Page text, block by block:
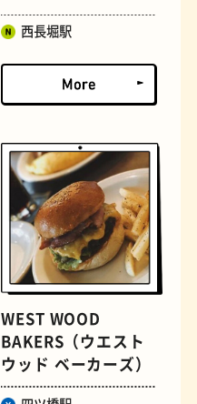
西長堀駅
WEST WOOD
BAKERS（ウエスト
ウッド ベーカーズ）